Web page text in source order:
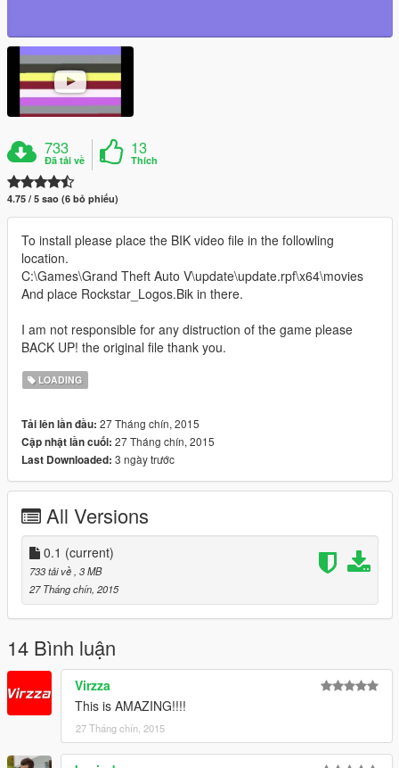
733
Đã tải về
13
Thích
4.75 / 5 sao (6 bỏ phiếu)
To install please place the BIK video file in the followling
location.
C:\Games\Grand Theft Auto V\update\update.rpf\x64\movies
And place Rockstar_Logos.Bik in there.
I am not responsible for any distruction of the game please
BACK UP! the original file thank you.
LOADING
Tải lên lần đầu: 27 Tháng chín, 2015
Cập nhật lần cuối: 27 Tháng chín, 2015
Last Downloaded: 3 ngày trước
All Versions
0.1 (current)
733 tải về, 3 MB
27 Tháng chín, 2015
14 Bình luận
Virzza
This is AMAZING!!!!
27 Tháng chín, 2015